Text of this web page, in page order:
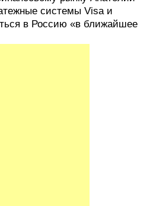
системы Visa и
в Россию «в ближайшее